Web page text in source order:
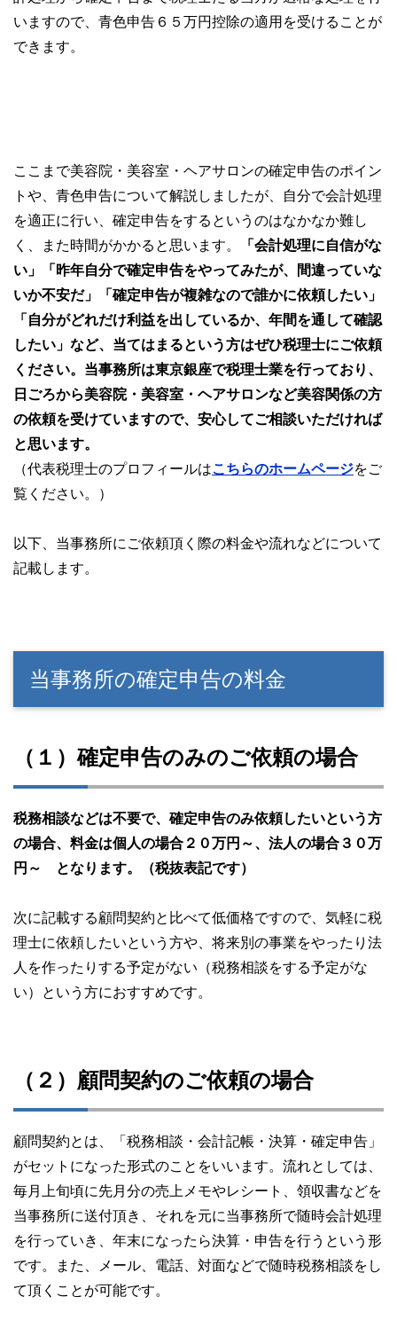
いますので、青色申告６５万円控除の適用を受けることが
できます。
ここまで美容院・美容室・ヘアサロンの確定申告のポイン
トや、青色申告について解説しましたが、自分で会計処理
を適正に行い、確定申告をするというのはなかなか難し
く、また時間がかかると思います。
「会計処理に自信がな
い」「昨年自分で確定申告をやってみたが、間違っていな
いか不安だ」「確定申告が複雑なので誰かに依頼したい」
「自分がどれだけ利益を出しているか、年間を通して確認
したい」など、当てはまるという方はぜひ税理士にご依頼
ください。当事務所は東京銀座で税理士業を行っており、
日ごろから美容院・美容室・ヘアサロンなど美容関係の方
の依頼を受けていますので、安心してご相談いただければ
と思います。
（代表税理士のプロフィールはこちらのホームページをご
覧ください。）
以下、当事務所にご依頼頂く際の料金や流れなどについて
記載します。
当事務所の確定申告の料金
（１）確定申告のみのご依頼の場合
税務相談などは不要で、確定申告のみ依頼したいという方
の場合、料金は個人の場合２０万円～、法人の場合３０万
円～ となります。（税抜表記です）
次に記載する顧問契約と比べて低価格ですので、気軽に税
理士に依頼したいという方や、将来別の事業をやったり法
人を作ったりする予定がない（税務相談をする予定がな
い）という方におすすめです。
（２）顧問契約のご依頼の場合
顧問契約とは、「税務相談・会計記帳・決算・確定申告」
がセットになった形式のことをいいます。流れとしては、
毎月上旬頃に先月分の売上メモやレシート、領収書などを
当事務所に送付頂き、それを元に当事務所で随時会計処理
を行っていき、年末になったら決算・申告を行うという形
です。また、メール、電話、対面などで随時税務相談をし
て頂くことが可能です。